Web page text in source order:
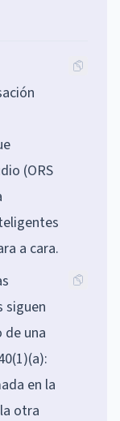
(ORS
a cara.
siguen
una
en la
otra